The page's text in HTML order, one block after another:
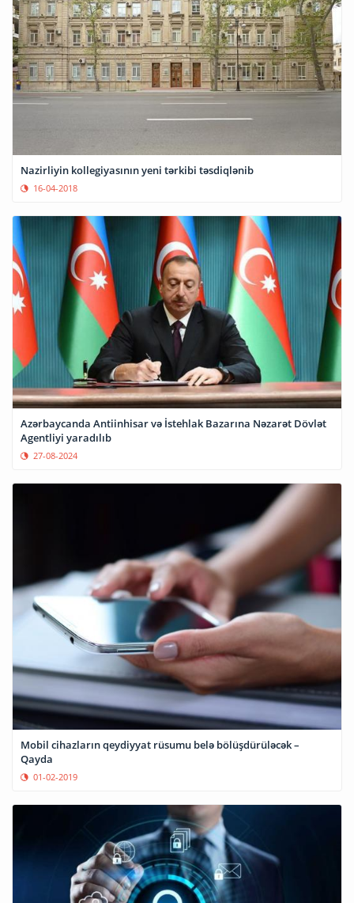
Nazirliyin kollegiyasının yeni tərkibi təsdiqlənib
16-04-2018
Azərbaycanda Antiinhisar və İstehlak Bazarına Nəzarət Dövlət
Agentliyi yaradılıb
27-08-2024
Mobil cihazların qeydiyyat rüsumu belə bölüşdürüləcək –
Qayda
01-02-2019